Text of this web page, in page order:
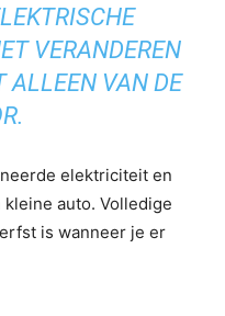
VERANDEREN
ALLEEN VAN DE
elektriciteit en
auto. Volledige
is wanneer je er